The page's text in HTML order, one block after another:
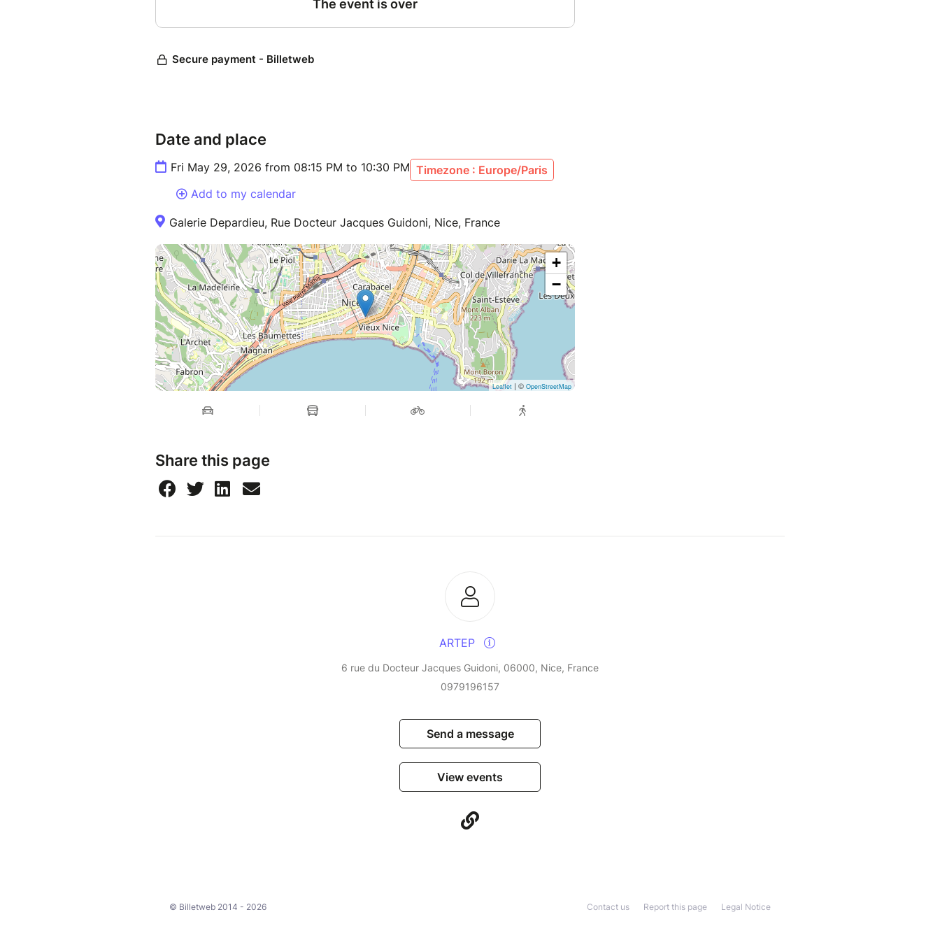
des clubs, des lieux culturels et des festivals, aussi bien en solo qu'avec
d'autres formations.
Date and place
Fri May 29, 2026 from 08:15 PM to 10:30 PM Timezone : Europe/Paris
Add to my calendar
Galerie Depardieu, Rue Docteur Jacques Guidoni, Nice, France
+
−
Leaflet | © OpenStreetMap
Share this page
ARTEP
6 rue du Docteur Jacques Guidoni, 06000, Nice, France
0979196157
Send a message
View events
© Billetweb 2014 - 2026 Legal Notice
Report this page
Contact us